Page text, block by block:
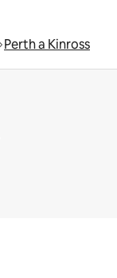
Perth a Kinross